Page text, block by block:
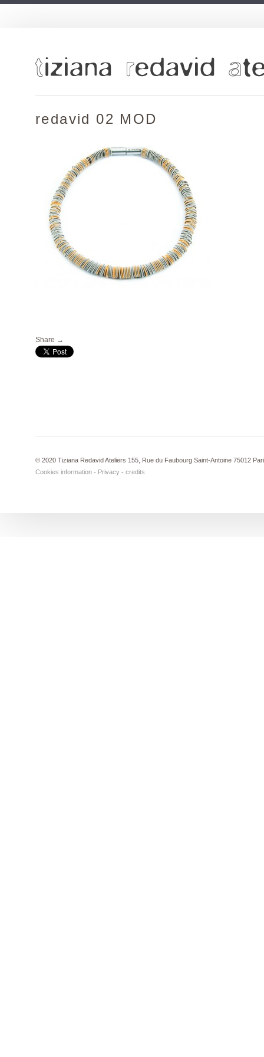
redavid 02 MOD
Share →
© 2020 Tiziana Redavid Ateliers 155, Rue du Faubourg Saint-Antoine 75012
Cookies information - Privacy - credits